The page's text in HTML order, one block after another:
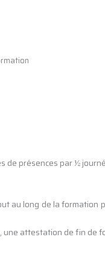
de présences par ½
au long de la
attestation de fin de